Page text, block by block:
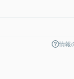
情報